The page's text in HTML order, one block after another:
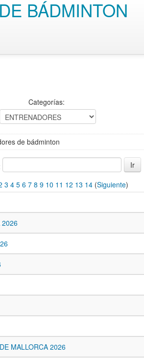
BÁDMINTON
Categorías:
de bádminton
3 4 5 6 7 8 9 10 11 12 13 14 (Siguiente)
2026
MALLORCA 2026